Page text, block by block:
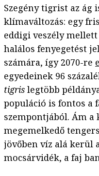
Szegény tigrist az ág
klímaváltozás: egy
eddigi veszély
halálos fenyegetést
számára, így 2070-re
egyedeinek 96
tigris legtöbb
populáció is fontos a
szempontjából. Ám
megemelkedő
jövőben víz alá kerül
mocsárvidék, a faj